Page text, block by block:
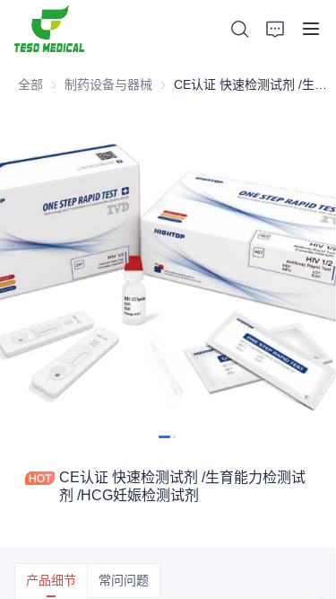
全部 制药设备与器械 制药设备与器械
CE认证 快速检测试剂 /生育能力检测试
剂 /HCG妊娠检测试剂
产品细节 常问问题
产品
关于我们
新闻与合作案例
生产基地及工艺
支持